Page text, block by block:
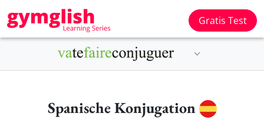
Gratis Test
Spanische Konjugation